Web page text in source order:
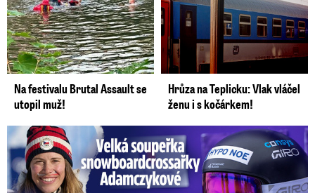
Na festivalu Brutal Assault se
utopil muž!
Hrůza na Teplicku: Vlak vláčel
ženu i s kočárkem!
Velká soupeřka Adamczykové: Šokující konec!